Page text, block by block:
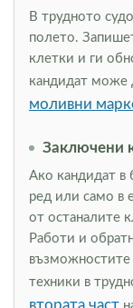
В трудното
полето.
клетки и ги
кандидат може
моливни
Заключени
Ако кандидат
ред или само в
от останалите
Работи и
възможностите
техники в
втората част